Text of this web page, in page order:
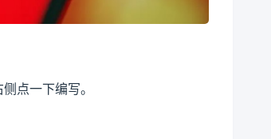
点一下编写。